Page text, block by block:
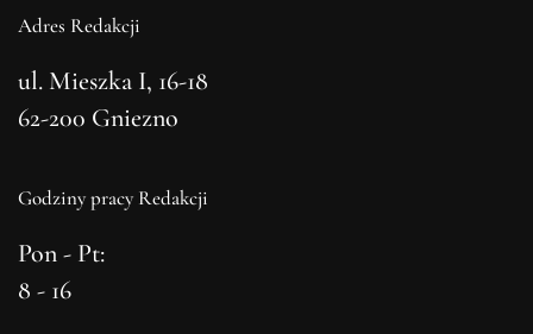
Adres Redakcji
ul. Mieszka I, 16-18
62-200 Gniezno
Godziny pracy Redakcji
Pon - Pt:
8 - 16